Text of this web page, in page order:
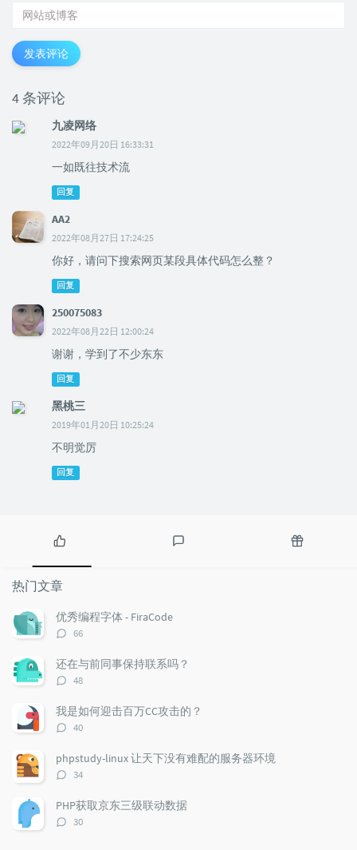
发表评论
4 条评论
九凌网络
2022年09月20日 16:33:31
一如既往技术流
回复
AA2
2022年08月27日 17:24:25
你好，请问下搜索网页某段具体代码怎么整？
回复
250075083
2022年08月22日 12:00:24
谢谢，学到了不少东东
回复
黑桃三
2019年01月20日 10:25:24
不明觉厉
回复
热
门
文
章
热门文章
优秀编程字体 - FiraCode
评
数：
66
还在与前同事保持联系吗？
评
数：
48
我是如何迎击百万CC攻击的？
评
数：
40
phpstudy-linux 让天下没有难配的服务器环境
评
数：
34
PHP获取京东三级联动数据
评
30